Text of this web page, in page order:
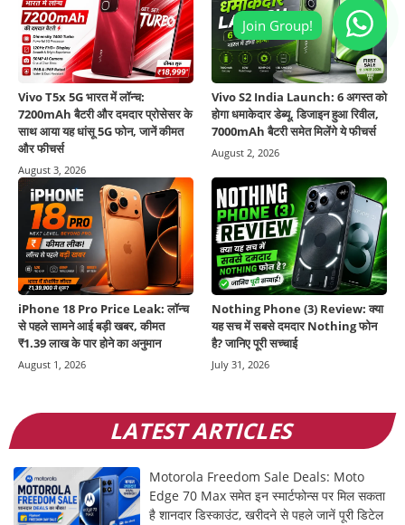
Vivo T5x 5G भारत में लॉन्च:
7200mAh बैटरी और दमदार प्रोसेसर के
साथ आया यह धांसू 5G फोन, जानें कीमत
और फीचर्स
August 3, 2026
Vivo S2 India Launch: 6 अगस्त को
होगा धमाकेदार डेब्यू, डिजाइन हुआ रिवील,
7000mAh बैटरी समेत मिलेंगे ये फीचर्स
August 2, 2026
iPhone 18 Pro Price Leak: लॉन्च
से पहले सामने आई बड़ी खबर, कीमत
₹1.39 लाख के पार होने का अनुमान
August 1, 2026
Nothing Phone (3) Review: क्या
यह सच में सबसे दमदार Nothing फोन
है? जानिए पूरी सच्चाई
July 31, 2026
LATEST ARTICLES
Motorola Freedom Sale Deals: Moto
Edge 70 Max समेत इन स्मार्टफोन्स पर मिल सकता
है शानदार डिस्काउंट, खरीदने से पहले जानें पूरी डिटेल